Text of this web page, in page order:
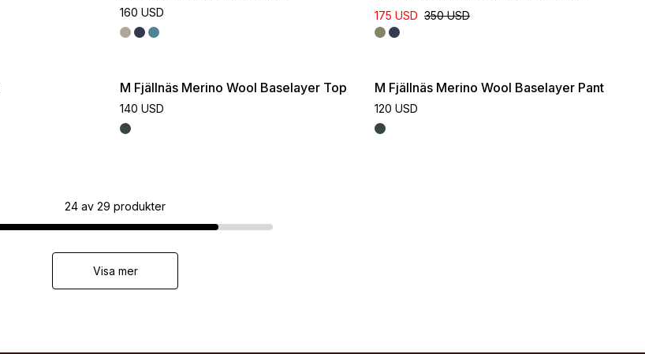
160 USD 175 USD 350 USD
M Fjällnäs Merino Wool Baselayer Top
140 USD
M Fjällnäs Merino Wool Baselayer Pant
120 USD
24 av 29 produkter
Visa mer